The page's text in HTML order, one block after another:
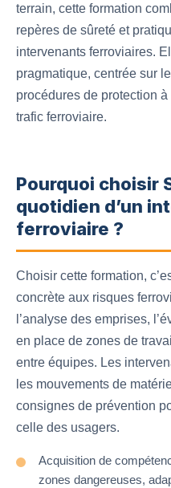
terrain, cette formation
repères de sûreté et
intervenants ferroviaires.
pragmatique, centrée sur
procédures de protection
trafic ferroviaire.
Pourquoi choisir
quotidien d’un
ferroviaire ?
Choisir cette formation,
concrète aux risques
l’analyse des emprises,
en place de zones de
entre équipes. Les
les mouvements de
consignes de prévention
celle des usagers.
Acquisition de
zones dangereuses,